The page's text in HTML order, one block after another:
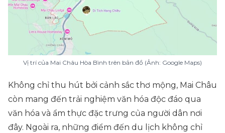
Vị trí của Mai Châu Hòa Bình trên bản đồ (Ảnh: Google Maps)
Không chỉ thu hút bởi cảnh sắc thơ mộng, Mai Châu
còn mang đến trải nghiệm văn hóa độc đáo qua
văn hóa và ẩm thực đặc trưng của người dân nơi
đây. Ngoài ra, những điểm đến du lịch không chỉ